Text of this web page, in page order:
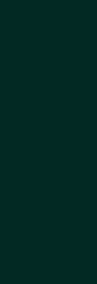
ou
sur la
documenté,
d'une
des
pour un